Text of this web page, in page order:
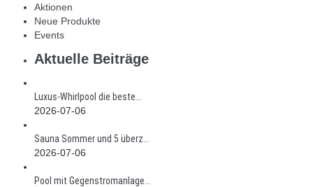
Aktionen
Neue Produkte
Events
Aktuelle Beiträge
Luxus-Whirlpool die beste...
2026-07-06
Sauna Sommer und 5 überz...
2026-07-06
Pool mit Gegenstromanlage...